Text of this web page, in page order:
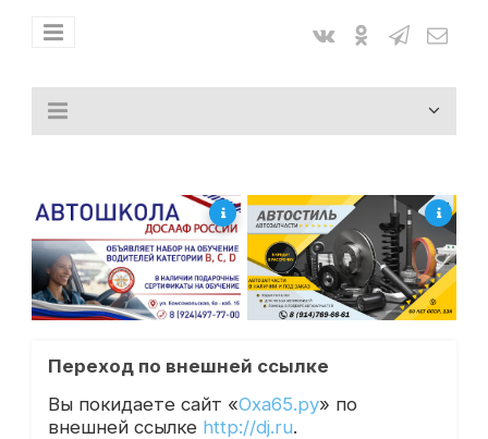
Переход по внешней ссылке
Вы покидаете сайт «Оха65.ру» по
внешней ссылке http://dj.ru.